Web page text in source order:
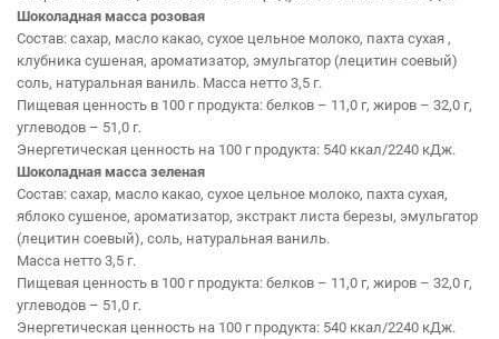
Шоколадная масса розовая
Состав: сахар, масло какао, сухое цельное молоко, пахта сухая ,
клубника сушеная, ароматизатор, эмульгатор (лецитин соевый)
соль, натуральная ваниль. Масса нетто 3,5 г.
Пищевая ценность в 100 г продукта: белков – 11,0 г, жиров – 32,0 г,
углеводов – 51,0 г.
Энергетическая ценность на 100 г продукта: 540 ккал/2240 кДж.
Шоколадная масса зеленая
Состав: сахар, масло какао, сухое цельное молоко, пахта сухая,
яблоко сушеное, ароматизатор, экстракт листа березы, эмульгатор
(лецитин соевый), соль, натуральная ваниль.
Масса нетто 3,5 г.
Пищевая ценность в 100 г продукта: белков – 11,0 г, жиров – 32,0 г,
углеводов – 51,0 г.
Энергетическая ценность на 100 г продукта: 540 ккал/2240 кДж.